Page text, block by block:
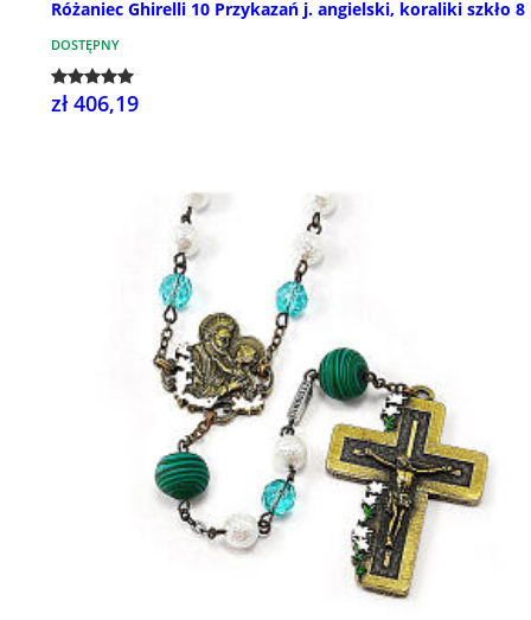
Różaniec Ghirelli 10 Przykazań j. angielski, koraliki szkło
DOSTĘPNY
zł 406,19